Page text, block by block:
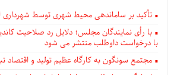
تأکید بر ساماندهی محیط شهری توسط شهرداری
با رأی نمایندگان مجلس؛ دلایل رد صلاحیت
با درخواست داوطلب منتشر می شود
مجتمع سونگون به کارگاه عظیم تولید و اقتصاد